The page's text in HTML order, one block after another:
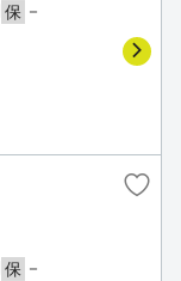
保 －
保 －